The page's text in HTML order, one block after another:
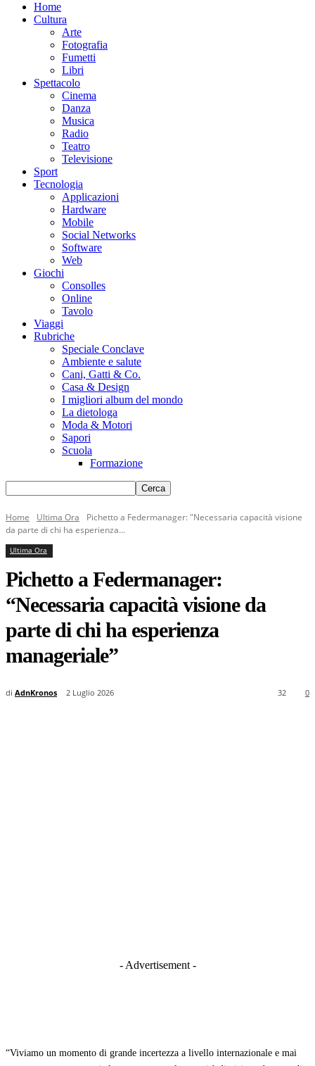
Home
Cultura
Arte
Fotografia
Fumetti
Libri
Spettacolo
Cinema
Danza
Musica
Radio
Teatro
Televisione
Sport
Tecnologia
Applicazioni
Hardware
Mobile
Social Networks
Software
Web
Giochi
Consolles
Online
Tavolo
Viaggi
Rubriche
Speciale Conclave
Ambiente e salute
Cani, Gatti & Co.
Casa & Design
I migliori album del mondo
La dietologa
Moda & Motori
Sapori
Scuola
Formazione
Home Ultima Ora
Pichetto a Federmanager: "Necessaria capacità visione
da parte di chi ha esperienza...
Ultima Ora
Pichetto a Federmanager:
“Necessaria capacità visione da
parte di chi ha esperienza
manageriale”
di AdnKronos 2 Luglio 2026 0
32
- Advertisement -
“Viviamo un momento di grande incertezza a livello internazionale e mai